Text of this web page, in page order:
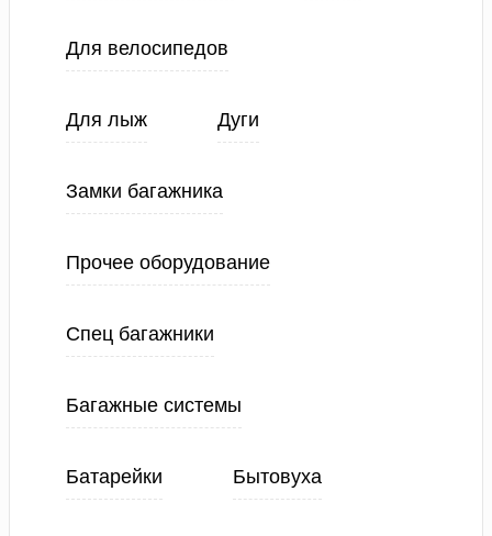
Для велосипедов
Для лыж Дуги
Замки багажника
Прочее оборудование
Спец багажники
Багажные системы
Батарейки Бытовуха